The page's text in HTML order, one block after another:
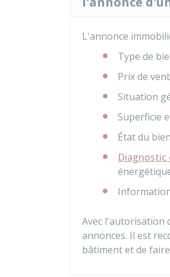
L'annonce
Type de
Prix de
Situation
Superficie
État du
Diagnostic
Avec l'autorisation
annonces. Il est
bâtiment et de